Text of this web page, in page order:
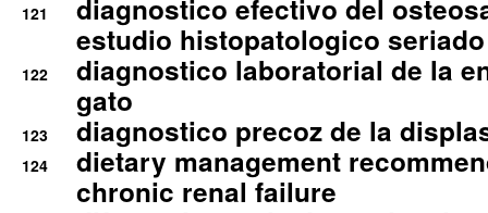
121
diagnostico efectivo del
estudio histopatologico seriado
122
diagnostico laboratorial de la
gato
123 diagnostico precoz de la
124
dietary management
chronic renal failure